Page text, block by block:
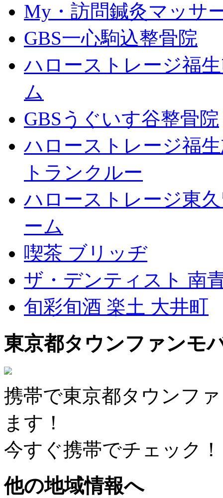
My・訪問鍼灸マッサ
GBS一心駒込整骨院
ハローストレージ福
ム
GBSうぐいす谷整骨院
ハローストレージ福
トランクルー
ハローストレージ東
ーム
喫茶 ブリッヂ
ザ・デンティスト 南
旬彩旬酒 楽土 大井町
東京都タウンファンモ
携帯で東京都タウンフ
ます！
今すぐ携帯でチェック！
他の地域情報へ